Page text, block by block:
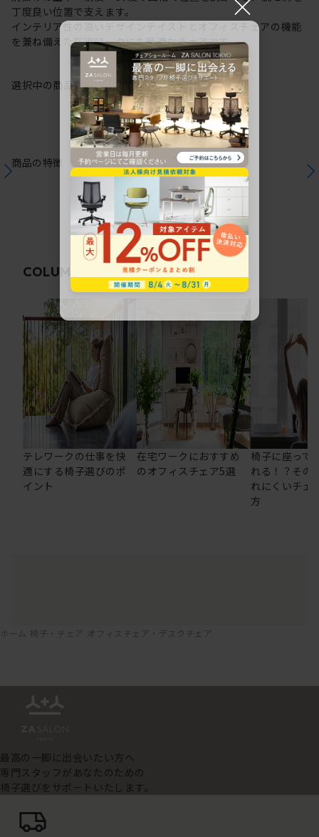
丁度良い位置で支えます。
インテリア性の高いデザインテイストとオフィスチェアの機能
を兼ね備えた在宅ワークにも最適なチェアです。
選択中の商品情報保証注意事項
商品の特徴
COLUMN 関連コラム
テレワークの仕事を快
適にする椅子選びのポ
イント
在宅ワークにおすすめ
のオフィスチェア5選
椅子に座って
れる！？その
れにくいチェ
方
ホーム 椅子・チェア オフィスチェア・デスクチェア
最高の一脚に出会いたい方へ
専門スタッフがあなたのための
椅子選びをサポートいたします。